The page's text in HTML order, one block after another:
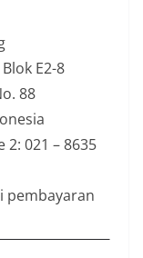
E2-8
88
2: 021 – 8635
pembayaran